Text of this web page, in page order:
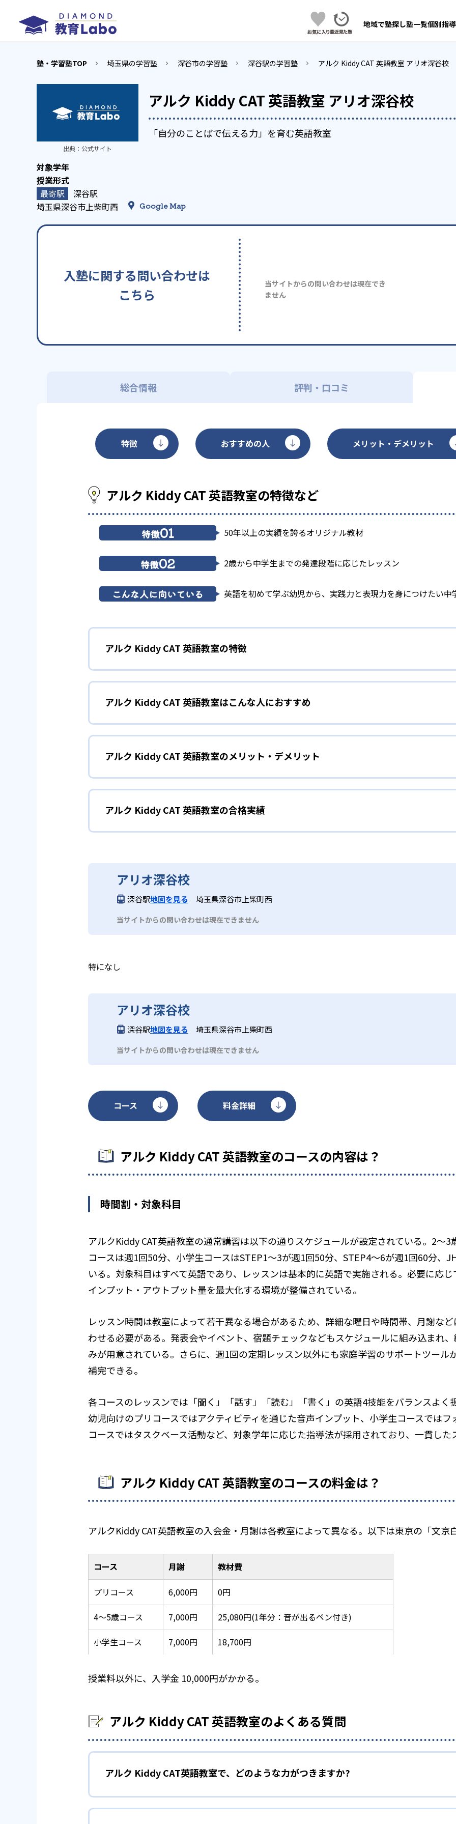
地域で塾探し塾一覧個別指
塾・学習塾TOP 埼玉県の学習塾 深谷市の学習塾 深谷駅の学習塾 アルク Kiddy CAT 英語教室 アリオ深谷校
アルク Kiddy CAT 英語教室 アリオ深谷校
「自分のことばで伝える力」を育む英語教室
出典： 公式サイト
深谷駅
埼玉県深谷市上柴町西
Google Map
入塾に関する問い合わせは
こちら
当サイトからの問い合わせは現在でき
ません
総合情報 評判・口コミ
特徴 おすすめの人 メリット・デメリット
アルク Kiddy CAT 英語教室の特徴など
特徴01 50年以上の実績を誇るオリジナル教材
特徴02 2歳から中学生までの発達段階に応じたレッスン
こんな人に向いている 英語を初めて学ぶ幼児から、実践力と表現力を身につけたい中
アルク Kiddy CAT 英語教室の特徴
1 オリジナリティあふれるレッスン
レッスンはアルク独自の要素が盛り込まれた、楽しいアクティビティで構成される。顧客満足
いた指導により、子どもたちは飽きることなく英語に親しみ、自然に発話する力を伸ばす。講
アレンジを随所に取り入れ、学習意欲を高める仕掛けが豊富に用意されている。
2 2歳から中学生までの発達段階に応じたカリキュラム
2～3歳向けのプリコースから中学生コースまで、年齢や発達ステージに合わせた学習目標と学
に合わせた「よく聞く」→「声に出す」→「自分のことを話す」の3ステップや、小学生のフォ
を音声化する方法）指導、中学生のタスクベース学習（実用的なテーマや課題に取り組むこと
力を上げる教育方法）など、段階的に「聞く」「話す」「読む」「書く」の英語4技能をバラン
3 英語のプロが作る信頼の教材
アルクの50年以上にわたる教材開発のノウハウを結集したオリジナル教材を使用。DVDやペン
スト、CDなど多彩な媒体を通じて、4技能を総合的にカバーし、実践的な英語運用能力を養成
アルク Kiddy CAT 英語教室はこんな人におすすめ
プリコースは2～3歳児を対象とした親子参加型レッスン。親子で一緒にDVD『アルクのabc』
おり、親子のコミュニケーションを深めながら英語感覚を養う。
2 4～5歳児
4～5歳児向けに設計された2年間のカリキュラムで、「よく聞く」→「声に出す」→「自分のこ
小学生コースへの橋渡しとなる基礎力を楽しく習得できる。
小学生～中学生（JHコース）
小学生低学年のSTEP1～3は週1回50分、高学年のSTEP4～6は週1回60分で、フォニックス（
アルク Kiddy CAT 英語教室のメリット・デメリット
アルクKiddy CAT英語教室の最大のメリットは、年齢・発達段階に応じた豊富なコース体系と
ペン」、「CLIL」（英語の4技能を高める教育方法）など多彩な学習ツールを活用し、楽しみ
一人ひとりにきめ細かい指導が行き届く点も強みである。
どんなデメリットがある?
デメリットとしては、教室によって開講コースやレッスン時間、月謝や入会金が異なるため、
アルク Kiddy CAT 英語教室の合格実績
アルクKiddy CAT英語教室は合格実績を公式サイトで公開していない。
アリオ深谷校
深谷駅地図を見る 埼玉県深谷市上柴町西
当サイトからの問い合わせは現在できません
特になし
アリオ深谷校
深谷駅地図を見る 埼玉県深谷市上柴町西
当サイトからの問い合わせは現在できません
コース 料金詳細
アルク Kiddy CAT 英語教室のコースの内容は？
時間割・対象科目
アルクKiddy CAT英語教室の通常講習は以下の通りスケジュールが設定されている。2～
コースは週1回50分、小学生コースはSTEP1～3が週1回50分、STEP4～6が週1回60分、
いる。対象科目はすべて英語であり、レッスンは基本的に英語で実施される。必要に応
インプット・アウトプット量を最大化する環境が整備されている。
レッスン時間は教室によって若干異なる場合があるため、詳細な曜日や時間帯、月謝な
わせる必要がある。発表会やイベント、宿題チェックなどもスケジュールに組み込まれ
みが用意されている。さらに、週1回の定期レッスン以外にも家庭学習のサポートツール
補完できる。
各コースのレッスンでは「聞く」「話す」「読む」「書く」の英語4技能をバランスよく
幼児向けのプリコースではアクティビティを通じた音声インプット、小学生コースでは
コースではタスクベース活動など、対象学年に応じた指導法が採用されており、一貫し
アルク Kiddy CAT 英語教室のコースの料金は？
アルクKiddy CAT英語教室の入会金・月謝は各教室によって異なる。以下は東京の「文京
コース 月謝 教材費
プリコース 6,000円 0円
4～5歳コース 7,000円 25,080円(1年分：音が出るペン付き)
小学生コース 7,000円 18,700円
授業料以外に、入学金 10,000円がかかる。
アルク Kiddy CAT 英語教室のよくある質問
アルク Kiddy CAT英語教室で、どのような力がつきますか?